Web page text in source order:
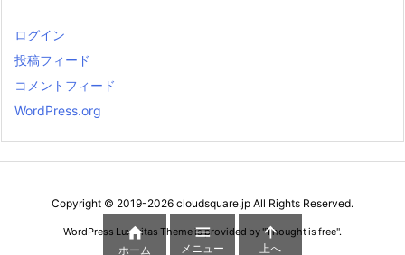
ログイン
投稿フィード
コメントフィード
WordPress.org
Copyright © 2019-2026 cloudsquare.jp All Rights Reserved.
WordPress Luxeritas Theme is provided by "Thought is free".

ホーム

メニュー

上へ